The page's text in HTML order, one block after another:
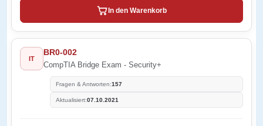
In den Warenkorb
IT
BR0-002
CompTIA Bridge Exam - Security+
Fragen & Antworten:157
Aktualisiert:07.10.2021